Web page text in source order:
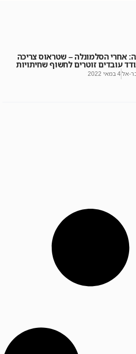
אחרי הסלמונלה – שטראוס צריכה
עובדים זוטרים לחשוף שחיתויות
אל4 במאי 2022